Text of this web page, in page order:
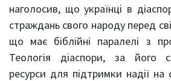
наголосив, що українці в
страждань свого народу перед
що має біблійні паралелі з
Теологія діаспори, за його
ресурси для підтримки надії